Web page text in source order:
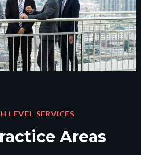
LEVEL SERVICES
Areas